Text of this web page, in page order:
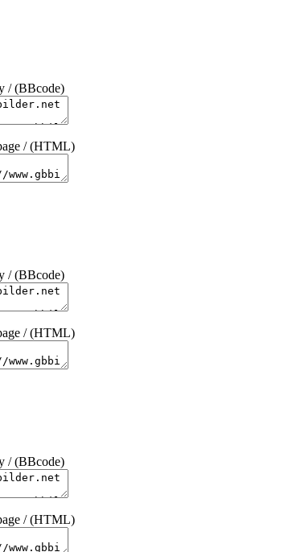
/ (BBcode)
/ (HTML)
/ (BBcode)
/ (HTML)
/ (BBcode)
/ (HTML)